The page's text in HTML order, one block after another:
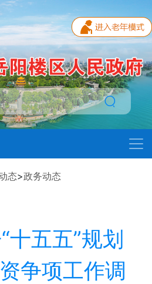
态>政务动态
十五五”规划
争项工作调